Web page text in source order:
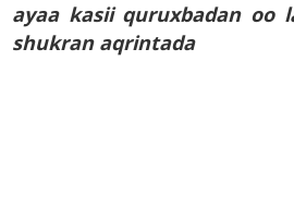
ayaa kasii quruxbadan oo
shukran aqrintada